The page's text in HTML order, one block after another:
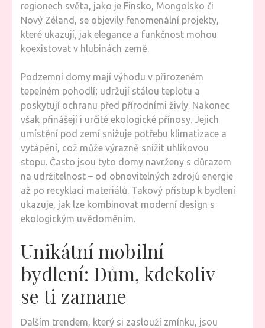
regionech světa, jako je Finsko, Mongolsko či
Nový Zéland, se objevily fenomenální projekty,
které ukazují, jak elegance a funkčnost mohou
koexistovat v hlubinách země.
Podzemní domy mají výhodu v přirozeném
tepelném pohodlí; udržují stálou teplotu a
poskytují ochranu před přírodními živly. Nakonec
však přinášejí i určité ekologické přínosy. Jejich
umístění pod zemí snižuje potřebu klimatizace a
vytápění, což může výrazně snížit uhlíkovou
stopu. Často jsou tyto domy navrženy s důrazem
na udržitelnost – od obnovitelných zdrojů energie
až po recyklaci materiálů. Takový přístup k bydlení
ukazuje, jak lze kombinovat moderní design s
ekologickým uvědoměním.
Unikátní mobilní
bydlení: Dům, kdekoliv
se ti zamane
Dalším trendem, který si zaslouží zmínku, jsou